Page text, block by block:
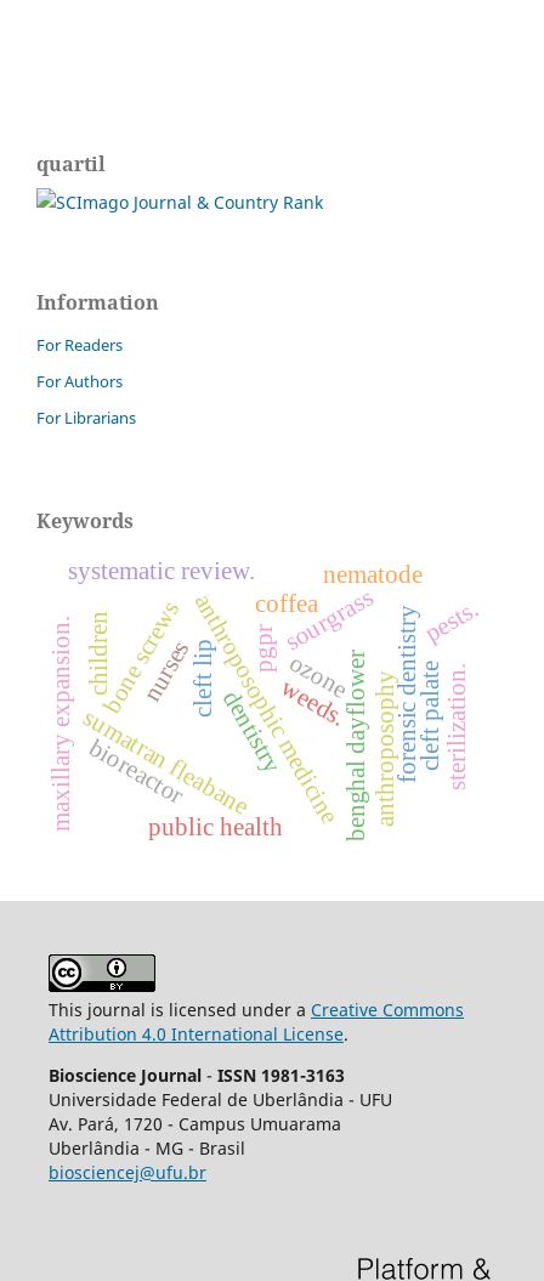
quartil
Information
For Readers
For Authors
For Librarians
Keywords
benghal dayflower
sourgrass
sumatran fleabane
weeds. anthroposophy
anthroposophic medicine
dentistry forensic dentistry
systematic review.
bone screwscleft lip cleft palate
maxillary expansion. ozone
coffea
nematode
pests.
sterilization.
nurses
public health
children
bioreactor
pgpr
This journal is licensed under a Creative Commons
Attribution 4.0 International License.
Bioscience Journal - ISSN 1981-3163
Universidade Federal de Uberlândia - UFU
Av. Pará, 1720 - Campus Umuarama
Uberlândia - MG - Brasil
biosciencej@ufu.br